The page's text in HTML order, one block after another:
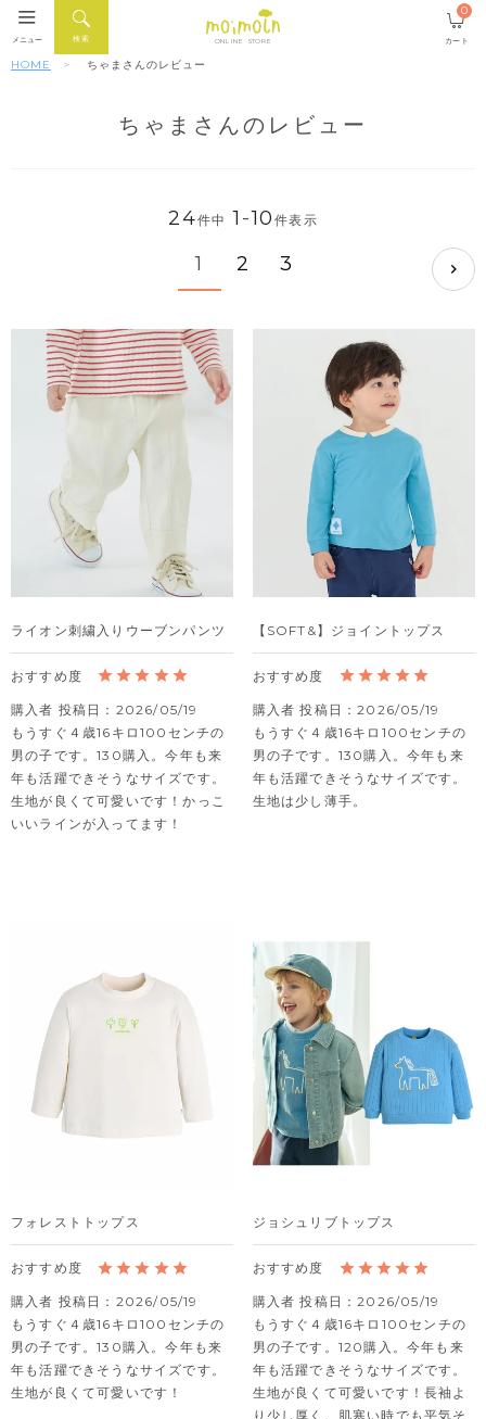
ONLINE STORE
検索
メニュー カート
0
HOME ちゃまさんのレビュー
ちゃまさんのレビュー
24件中 1 -10件表示
1 2 3
ライオン刺繍入りウーブンパンツ
購入者 投稿日
2026/05/19
もうすぐ４歳16キロ100センチの
男の子です。130購入。今年も来
年も活躍できそうなサイズです。
生地が良くて可愛いです！かっこ
いいラインが入ってます！
【SOFT&】ジョイントップス
購入者 投稿日
2026/05/19
もうすぐ４歳16キロ100センチの
男の子です。130購入。今年も来
年も活躍できそうなサイズです。
生地は少し薄手。
フォレストトップス
購入者 投稿日
2026/05/19
もうすぐ４歳16キロ100センチの
男の子です。130購入。今年も来
年も活躍できそうなサイズです。
生地が良くて可愛いです！
ジョシュリブトップス
購入者 投稿日
2026/05/19
もうすぐ４歳16キロ100センチの
男の子です。120購入。今年も来
年も活躍できそうなサイズです。
生地が良くて可愛いです！長袖よ
り少し厚く、肌寒い時でも平気そ